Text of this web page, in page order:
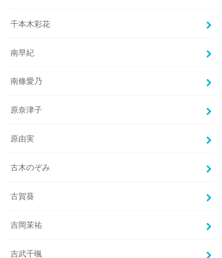
千本木彩花
南早紀
南條愛乃
原奈津子
原由実
古木のぞみ
古賀葵
吉岡茉祐
吉武千颯